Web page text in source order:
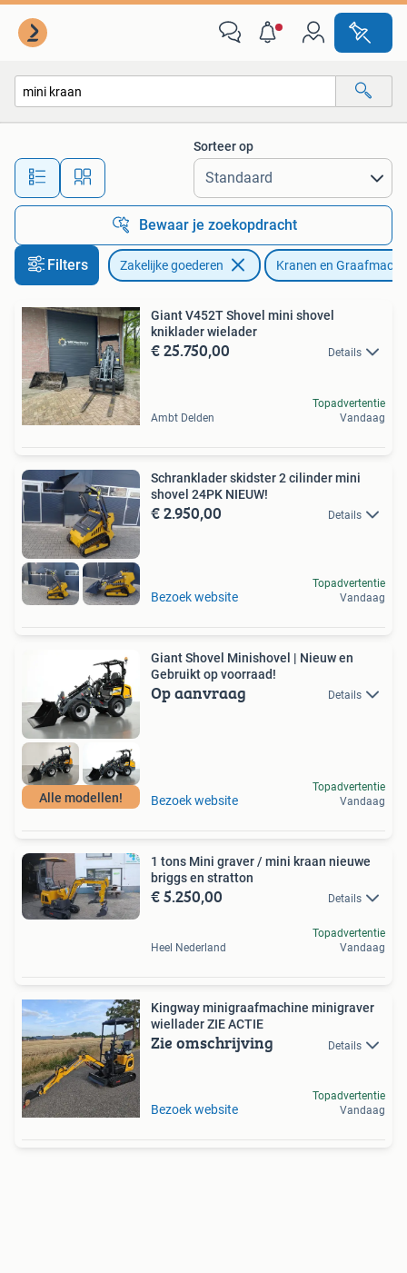
Alle afstanden…
Sorteer op
Bewaar je zoekopdracht
Filters Zakelijke goederen Kranen en
Giant V452T Shovel mini shovel
kniklader wielader
€ 25.750,00 Details
Ambt Delden
Topadvertentie
Vandaag
Schranklader skidster 2 cilinder mini
shovel 24PK NIEUW!
€ 2.950,00 Details
Bezoek website
Topadvertentie
Vandaag
Alle modellen!
Giant Shovel Minishovel | Nieuw en
Gebruikt op voorraad!
Op aanvraag Details
Bezoek website
Topadvertentie
Vandaag
1 tons Mini graver / mini kraan nieuwe
briggs en stratton
€ 5.250,00 Details
Heel Nederland
Topadvertentie
Vandaag
Kingway minigraafmachine minigraver
wiellader ZIE ACTIE
Zie omschrijving Details
Bezoek website
Topadvertentie
Vandaag